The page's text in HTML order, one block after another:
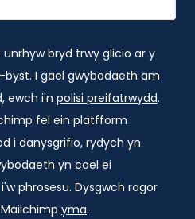
bryd trwy glicio ar y
I gael gwybodaeth am
ewch i'n polisi preifatrwydd.
fel ein platfform
i danysgrifio, rydych yn
yn cael ei
phrosesu. Dysgwch ragor
yma.